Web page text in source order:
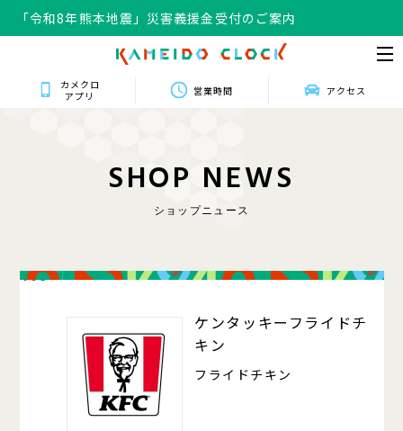
「令和8年熊本地震」災害義援金受付のご案内
カメクロ
アプリ
営業時間 アクセス
SHOP NEWS
ショップニュース
408
ケンタッキーフライドチ
キン
フライドチキン